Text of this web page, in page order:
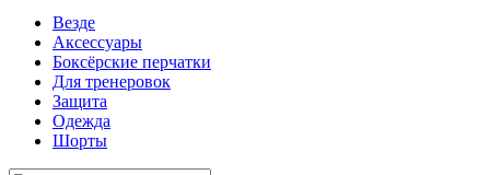
Везде
Аксессуары
Боксёрские перчатки
Для тренеровок
Защита
Одежда
Шорты